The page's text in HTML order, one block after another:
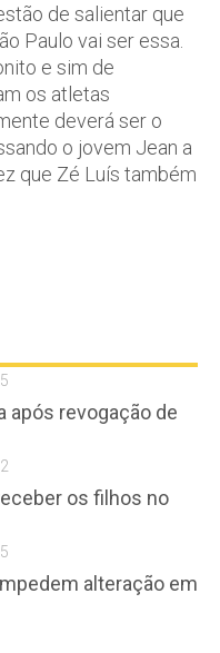
de salientar que
Paulo vai ser essa.
e sim de
os atletas
deverá ser o
o jovem Jean a
que Zé Luís também
após revogação de
os filhos no
alteração em